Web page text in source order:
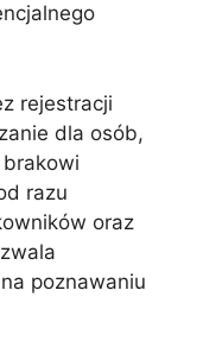
rejestracji
dla osób,
brakowi
razu
oraz
poznawaniu